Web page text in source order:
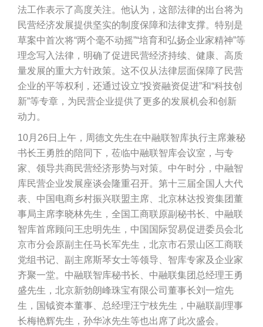
法工作表示了高度关注。他认为，这部法律的出台将为
民营经济发展提供坚实的制度保障和法律支撑。特别是
草案中首次将“两个毫不动摇”“培育和弘扬企业家精神”等
理念写入法律，明确了促进民营经济持续、健康、高质
量发展的重大方针政策。这不仅从法律层面保障了民营
企业的平等权利，还通过设立“投资融资促进”和“科技创
新”等专章，为民营企业提供了更多的发展机会和创新
动力。
10月26日上午，周德文先生在中融联智库执行主席兼秘
书长王勇胜的陪同下，莅临中融联智库会议室，与专
家、领导共商民营经济形势与对策。中午时分，中融智
库民营企业发展座谈会隆重召开。第十三届全国人大代
表、中国电商乡村振兴联盟主席、北京林达投资集团董
事局主席李晓林先生，全国工商联原副秘书长、中融联
智库首席顾问王忠明先生，中国国际贸易促进委员会北
京市分会原副主任马长军先生，北京市石景山区工商联
党组书记、副主席斯琴女士等领导、智库专家及企业家
齐聚一堂。中融联智库秘书长、中融联集团总经理王勇
盛先生，北京新勃朗峰珠宝有限公司董事长刘一煊先
生，国钺资本董事、总经理汪宁枝先生，中融联副理事
长梅艳辉先生，孙华冰先生等也出席了此次盛会。